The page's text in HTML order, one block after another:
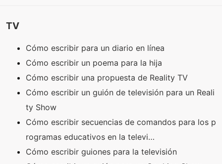
TV
Cómo escribir para un diario en línea
Cómo escribir un poema para la hija
Cómo escribir una propuesta de Reality TV
Cómo escribir un guión de televisión para un Reali
ty Show
Cómo escribir secuencias de comandos para los p
rogramas educativos en la televi…
Cómo escribir guiones para la televisión